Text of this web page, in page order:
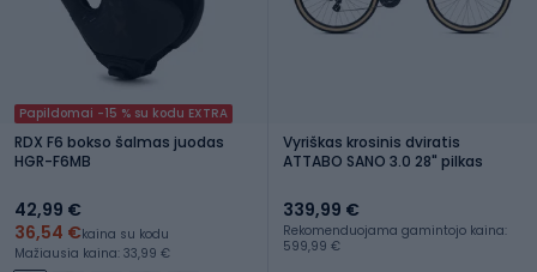
Papildomai -15 % su kodu EXTRA
RDX F6 bokso šalmas juodas
HGR-F6MB
42,99 €
36,54 €kaina su kodu
Mažiausia kaina: 33,99 €
Vyriškas krosinis dviratis
ATTABO SANO 3.0 28" pilkas
339,99 €
Rekomenduojama gamintojo kaina:
599,99 €